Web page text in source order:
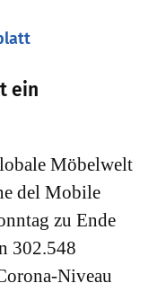
ein
Möbelwelt
del Mobile
zu Ende
302.548
Niveau